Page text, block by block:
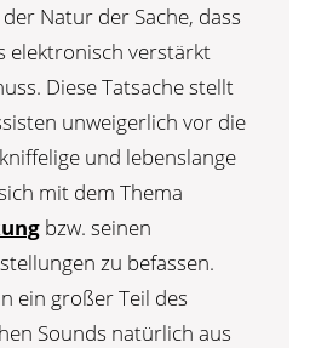
Natur der Sache, dass
elektronisch verstärkt
Diese Tatsache stellt
unweigerlich vor die
und lebenslange
mit dem Thema
bzw. seinen
zu befassen.
ein großer Teil des
Sounds natürlich aus